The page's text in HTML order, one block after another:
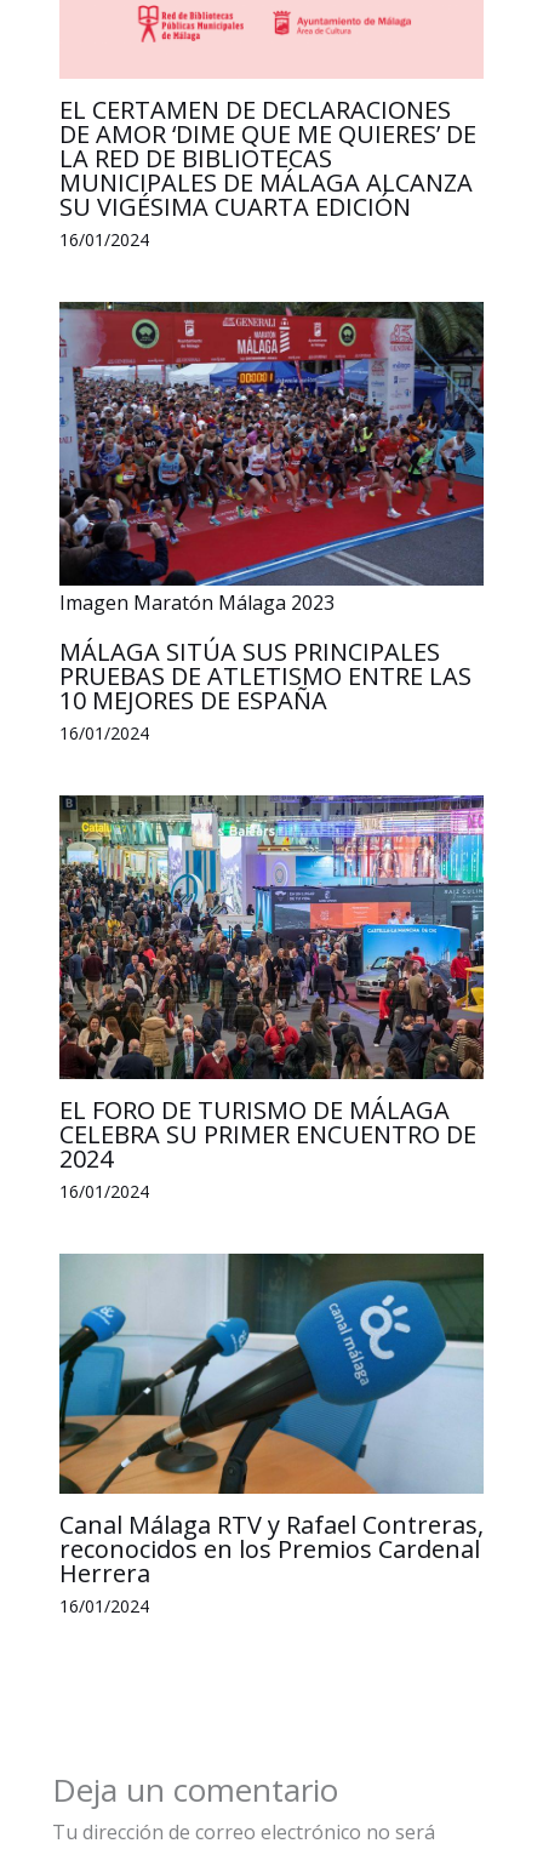
EL CERTAMEN DE DECLARACIONES
DE AMOR ‘DIME QUE ME QUIERES’ DE
LA RED DE BIBLIOTECAS
MUNICIPALES DE MÁLAGA ALCANZA
SU VIGÉSIMA CUARTA EDICIÓN
16/01/2024
Imagen Maratón Málaga 2023
MÁLAGA SITÚA SUS PRINCIPALES
PRUEBAS DE ATLETISMO ENTRE LAS
10 MEJORES DE ESPAÑA
16/01/2024
EL FORO DE TURISMO DE MÁLAGA
CELEBRA SU PRIMER ENCUENTRO DE
2024
16/01/2024
Canal Málaga RTV y Rafael Contreras,
reconocidos en los Premios Cardenal
Herrera
16/01/2024
Deja un comentario
Tu dirección de correo electrónico no será